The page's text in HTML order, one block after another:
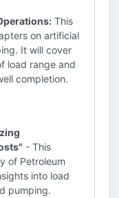
This
on artificial
It will cover
load range and
completion.
- This
of Petroleum
into load
pumping.